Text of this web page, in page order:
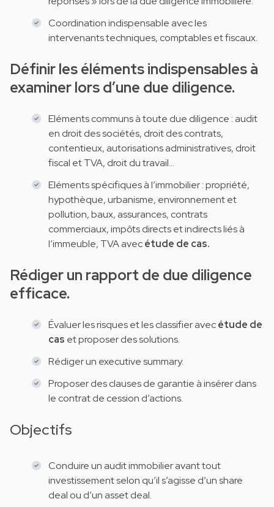
Coordination indispensable avec les
intervenants techniques, comptables et fiscaux.
Définir les éléments indispensables à
examiner lors d’une due diligence.
Eléments communs à toute due diligence : audit
en droit des sociétés, droit des contrats,
contentieux, autorisations administratives, droit
fiscal et TVA, droit du travail...
Eléments spécifiques à l’immobilier : propriété,
hypothèque, urbanisme, environnement et
pollution, baux, assurances, contrats
commerciaux, impôts directs et indirects liés à
l’immeuble, TVA avecétude de cas.
Rédiger un rapport de due diligence
efficace.
Évaluer les risques et les classifier avecétude de
cas et proposer des solutions.
Rédiger un executive summary.
Proposer des clauses de garantie à insérer dans
le contrat de cession d’actions.
Objectifs
Conduire un audit immobilier avant tout
investissement selon qu’il s’agisse d’un share
deal ou d’un asset deal.